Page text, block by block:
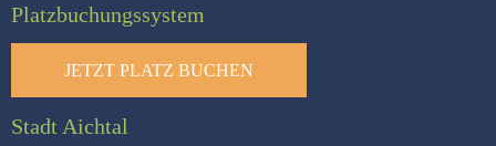
Platzbuchungssystem
JETZT PLATZ BUCHEN
Stadt Aichtal